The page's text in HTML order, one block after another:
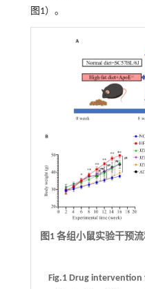
图1）。
图1 各组小鼠实验干预
Fig.1 Drug